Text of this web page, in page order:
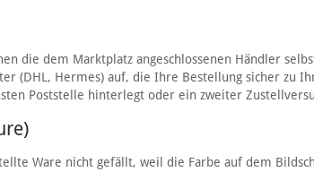
die dem Marktplatz angeschlossenen Händler
(DHL, Hermes) auf, die Ihre Bestellung sicher zu
Poststelle hinterlegt oder ein zweiter
Ware nicht gefällt, weil die Farbe auf dem